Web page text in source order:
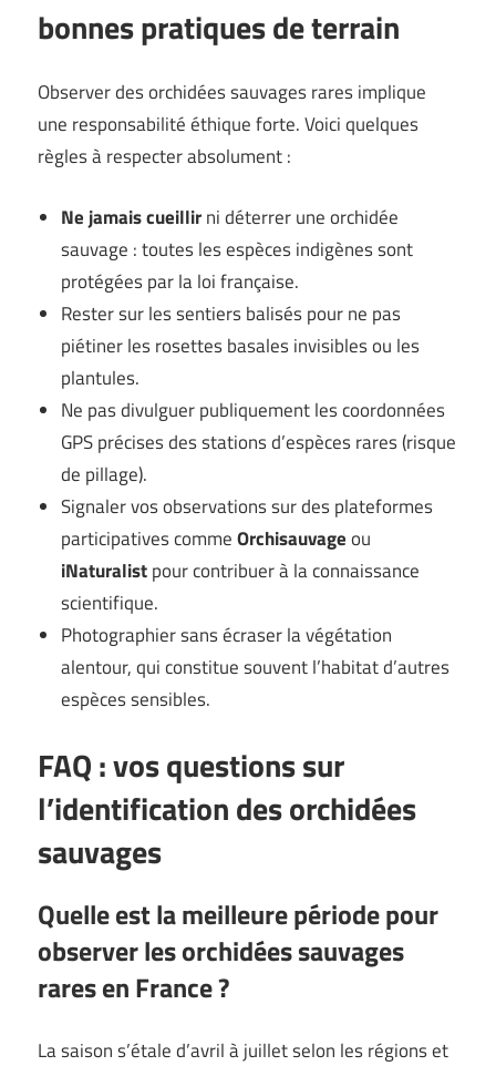
bonnes pratiques de terrain
Observer des orchidées sauvages rares implique
une responsabilité éthique forte. Voici quelques
règles à respecter absolument :
Ne jamais cueillirni déterrer une orchidée
sauvage : toutes les espèces indigènes sont
protégées par la loi française.
Rester sur les sentiers balisés pour ne pas
piétiner les rosettes basales invisibles ou les
plantules.
Ne pas divulguer publiquement les coordonnées
GPS précises des stations d’espèces rares (risque
de pillage).
Signaler vos observations sur des plateformes
participatives commeOrchisauvageou
iNaturalistpour contribuer à la connaissance
scientifique.
Photographier sans écraser la végétation
alentour, qui constitue souvent l’habitat d’autres
espèces sensibles.
FAQ : vos questions sur
l’identification des orchidées
sauvages
Quelle est la meilleure période pour
observer les orchidées sauvages
rares en France ?
La saison s’étale d’avril à juillet selon les régions et